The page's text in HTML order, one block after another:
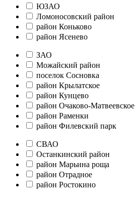
ЮЗАО
Ломоносовский район
район Коньково
район Ясенево
ЗАО
Можайский район
поселок Сосновка
район Крылатское
район Кунцево
район Очаково-Матвеевское
район Раменки
район Филевский парк
СВАО
Останкинский район
район Марьина роща
район Отрадное
район Ростокино